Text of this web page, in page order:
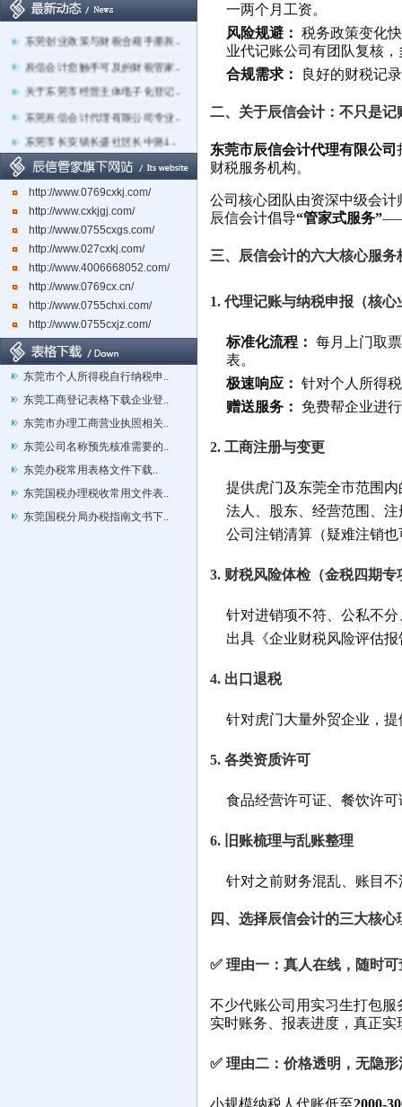
立足莞深，辐射湾区：东莞市辰..
东莞创业政策与财税合规手册辰..
辰信会计您触手可及的财税管家..
关于东莞市经营主体电子化登记..
东莞辰信会计代理有限公司专业..
东莞市长安镇长盛社区长中路1..
http://www.0769cxkj.com/
http://www.cxkjgj.com/
http://www.0755cxgs.com/
http://www.027cxkj.com/
http://www.4006668052.com/
http://www.0769cx.cn/
http://www.0755chxi.com/
http://www.0755cxjz.com/
东莞市个人所得税自行纳税申..
东莞工商登记表格下载企业登..
东莞市办理工商营业执照相关..
东莞公司名称预先核准需要的..
东莞办税常用表格文件下载..
东莞国税办理税收常用文件表..
东莞国税分局办税指南文书下..
一两个月工资。
风险规避： 税务政策变化
业代记账公司有团队复核
合规需求：
良好的财税记
二、关于辰信会计：不只是记
东莞市辰信会计代理有限公司
财税服务机构。
公司核心团队由资深中级会计
辰信会计倡导“管家式服务”——
三、辰信会计的六大核心服务
1. 代理记账与纳税申报（核心
标准化流程： 每月上门取
表。
极速响应： 针对个人所得
赠送服务：
免费帮企业进
2. 工商注册与变更
提供虎门及东莞全市范围
法人、股东、经营范围、
公司注销清算（疑难注销
3. 财税风险体检（金税四期专
针对进销项不符、公私不
出具《企业财税风险评估
4. 出口退税
针对虎门大量外贸企业，
5. 各类资质许可
食品经营许可证、餐饮许
6. 旧账梳理与乱账整理
针对之前财务混乱、账目
四、选择辰信会计的三大核心
✅ 理由一：真人在线，随时可
不少代账公司用实习生打包
实时账务、报表进度，真正实
✅ 理由二：价格透明，无隐形
小规模纳税人代账低至2000-